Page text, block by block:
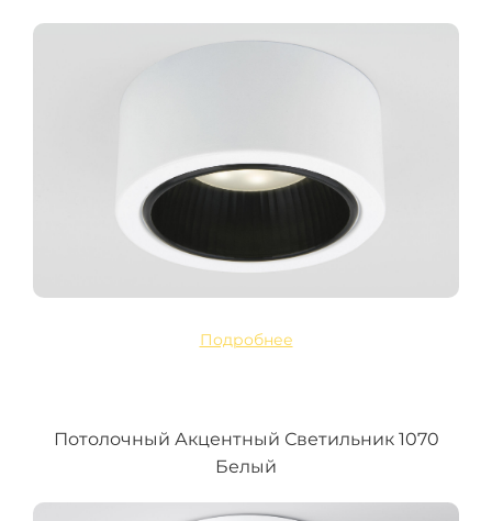
Подробнее
Потолочный Акцентный Светильник 1070
Белый